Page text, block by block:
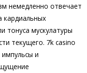
немедленно отвечает
кардиальных
тонуса мускулатуры
текущего. 7k casino
и